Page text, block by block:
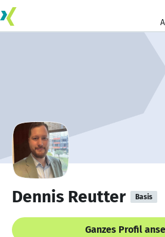
Dennis Reutter Basis
Ganzes Profil